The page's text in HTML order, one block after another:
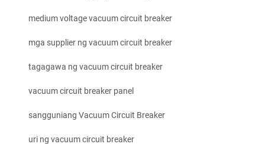
medium voltage vacuum circuit breaker
mga supplier ng vacuum circuit breaker
tagagawa ng vacuum circuit breaker
vacuum circuit breaker panel
sangguniang Vacuum Circuit Breaker
uri ng vacuum circuit breaker